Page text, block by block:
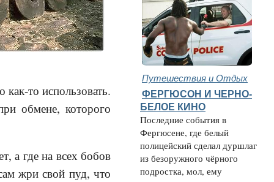
то использовать.
обмене, которого
а где на всех бобов
жри свой пуд, что
Путешествия и Отдых
ФЕРГЮСОН И ЧЕРНО-
БЕЛОЕ КИНО
Последние события в
Фергюсене, где белый
полицейский сделал дуршлаг
из безоружного чёрного
подростка, мол, ему